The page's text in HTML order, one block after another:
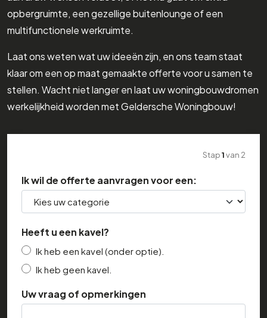
opbergruimte, een gezellige buitenlounge of een
multifunctionele werkruimte.
Laat ons weten wat uw ideeën zijn, en ons team staat
klaar om een op maat gemaakte offerte voor u samen te
stellen. Wacht niet langer en laat uw woningbouwdromen
werkelijkheid worden met Geldersche Woningbouw!
Stap1van 2
Ik wil de offerte aanvragen voor een:
Heeft u een kavel?
Ik heb een kavel (onder optie).
Ik heb geen kavel.
Uw vraag of opmerkingen